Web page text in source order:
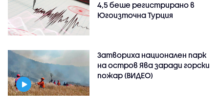
4,5 беше регистрирано в
Югоизточна Турция
Затвориха национален парк
на остров Ява заради горски
пожар (ВИДЕО)